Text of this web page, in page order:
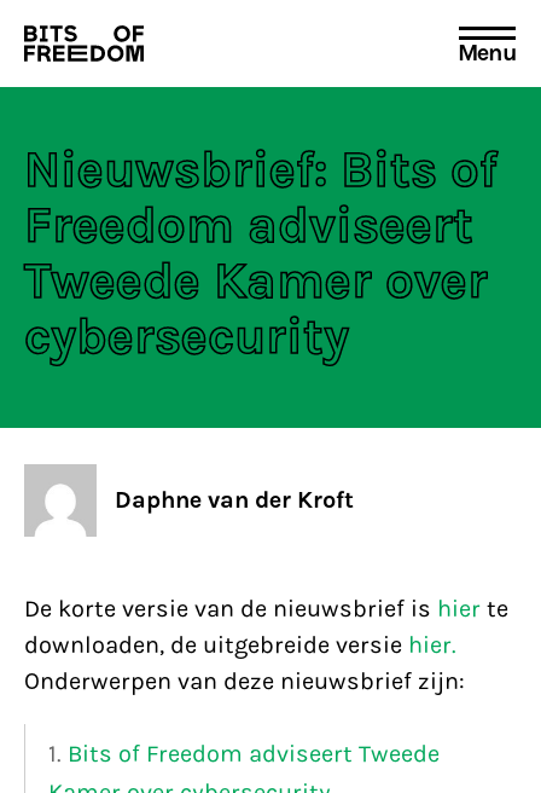
Search
for:
Menu
Nieuwsbrief: Bits of
Freedom adviseert
Tweede Kamer over
cybersecurity
Daphne van der Kroft
De korte versie van de nieuwsbrief is hier te
downloaden, de uitgebreide versie hier.
Onderwerpen van deze nieuwsbrief zijn:
1. Bits of Freedom adviseert Tweede